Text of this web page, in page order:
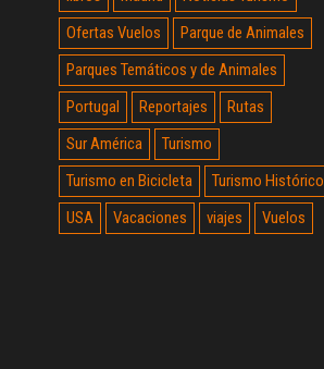
Ofertas Vuelos
Parque de Animales
Parques Temáticos y de Animales
Portugal
Reportajes
Rutas
Sur América
Turismo
Turismo en Bicicleta
Turismo Histórico
USA
Vacaciones viajes Vuelos